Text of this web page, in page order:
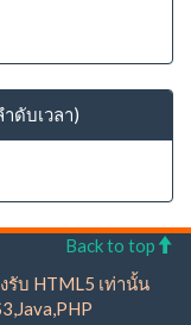
ดับเวลา)
Back to top
บ HTML5 เท่านั้น